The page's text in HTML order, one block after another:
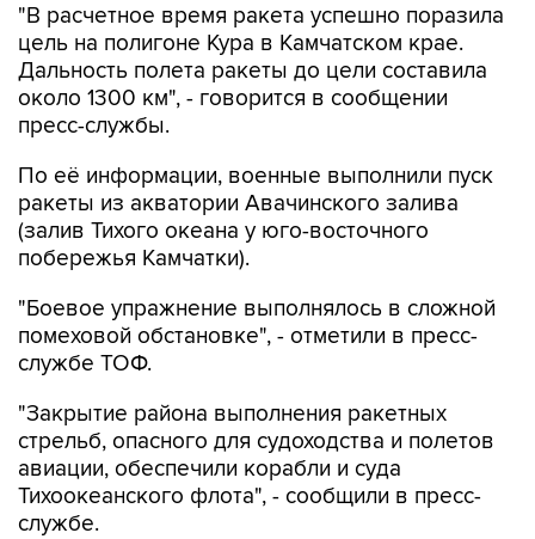
"В расчетное время ракета успешно поразила
цель на полигоне Кура в Камчатском крае.
Дальность полета ракеты до цели составила
около 1300 км", - говорится в сообщении
пресс-службы.
По её информации, военные выполнили пуск
ракеты из акватории Авачинского залива
(залив Тихого океана у юго-восточного
побережья Камчатки).
"Боевое упражнение выполнялось в сложной
помеховой обстановке", - отметили в пресс-
службе ТОФ.
"Закрытие района выполнения ракетных
стрельб, опасного для судоходства и полетов
авиации, обеспечили корабли и суда
Тихоокеанского флота", - сообщили в пресс-
службе.